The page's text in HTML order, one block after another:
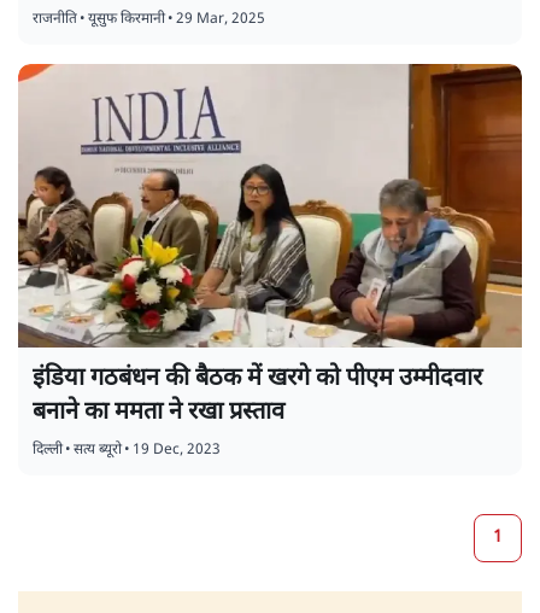
राजनीति•यूसुफ किरमानी•29 Mar, 2025
इंडिया गठबंधन की बैठक में खरगे को पीएम उम्मीदवार
बनाने का ममता ने रखा प्रस्ताव
दिल्ली•सत्य ब्यूरो• 19 Dec, 2023
1